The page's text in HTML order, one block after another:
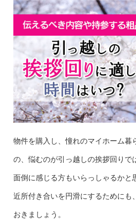
物件を購入し、憧れのマイホーム暮
の、悩むのが引っ越しの挨拶回りで
面倒に感じる方もいらっしゃるかと
近所付き合いを円滑にするためにも
おきましょう。